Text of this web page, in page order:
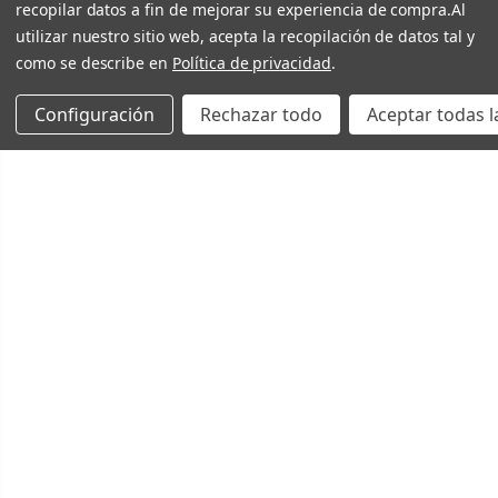
recopilar datos a fin de mejorar su experiencia de compra.Al
utilizar nuestro sitio web, acepta la recopilación de datos tal y
como se describe en Política de privacidad.
Configuración Rechazar todo Aceptar todas